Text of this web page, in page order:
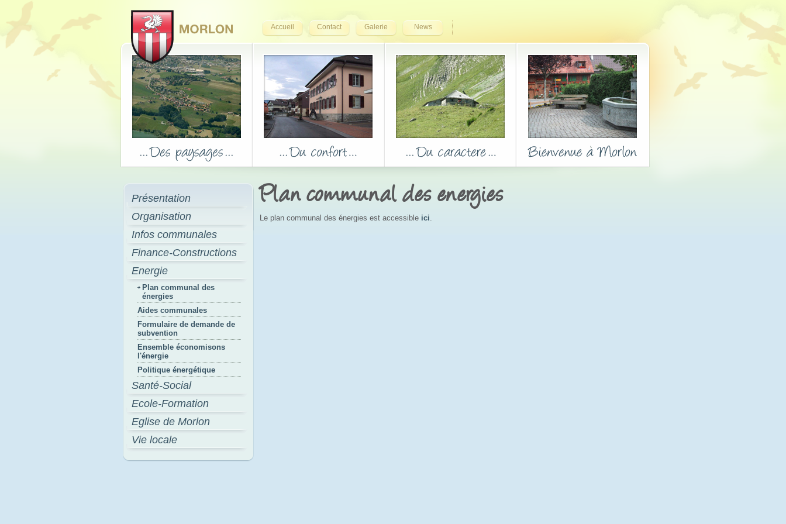
Accueil Contact Galerie News
Présentation
Organisation
Infos communales
Finance-Constructions
Energie
Plan communal des
énergies
Aides communales
Formulaire de demande de
subvention
Ensemble économisons
l'énergie
Politique énergétique
Santé-Social
Ecole-Formation
Eglise de Morlon
Vie locale
Plan communal des energies
Le plan communal des énergies est accessible ici.